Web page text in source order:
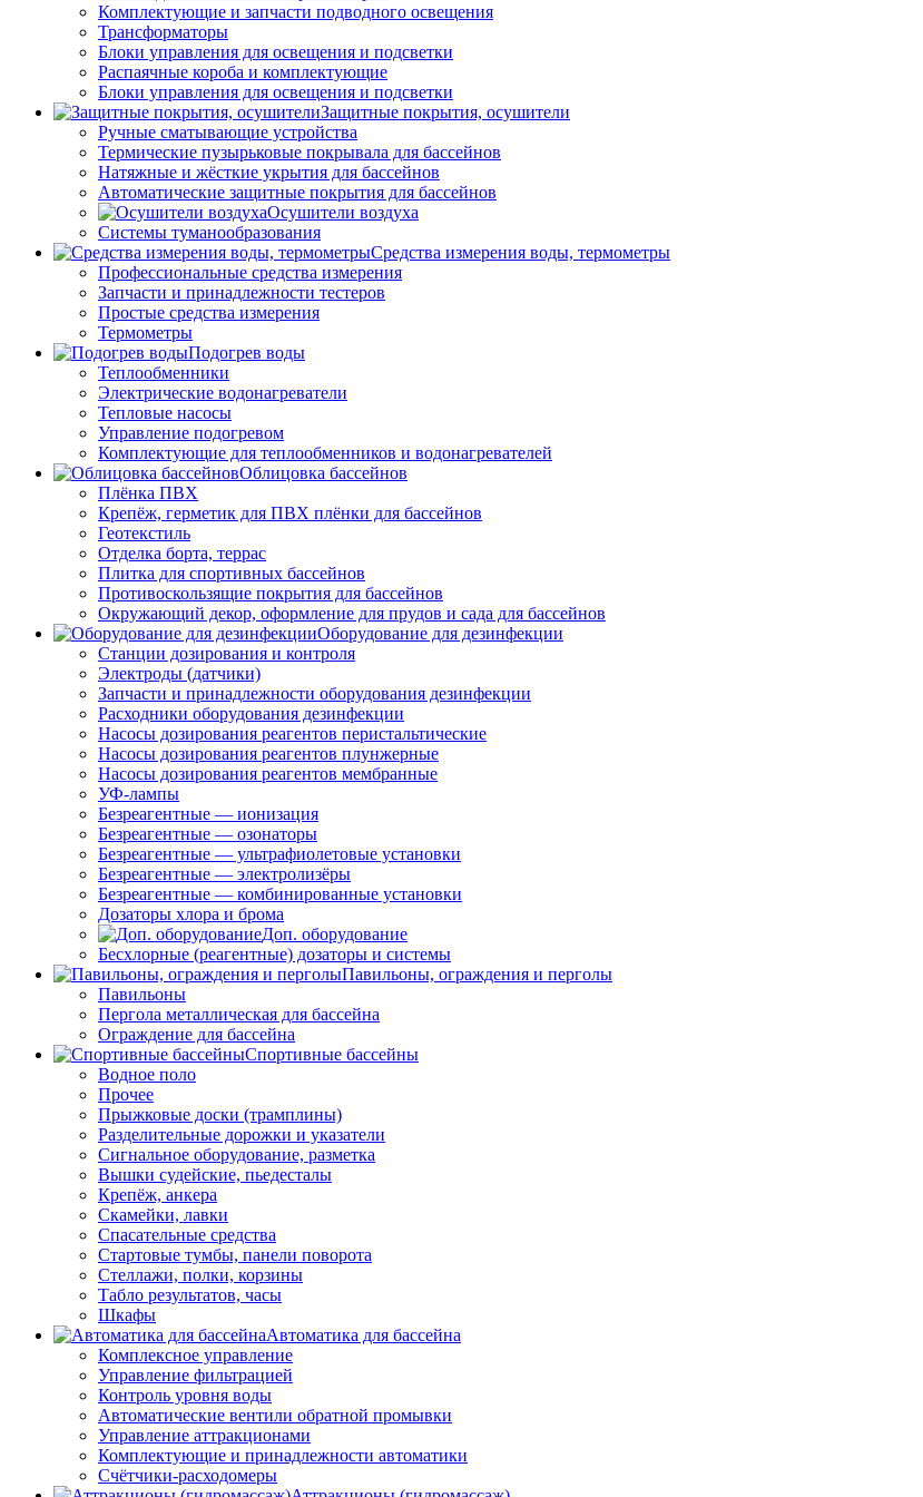
Комплектующие и запчасти подводного освещения
Трансформаторы
Блоки управления для освещения и подсветки
Распаячные короба и комплектующие
Блоки управления для освещения и подсветки
Защитные покрытия, осушители
Ручные сматывающие устройства
Термические пузырьковые покрывала для бассейнов
Натяжные и жёсткие укрытия для бассейнов
Автоматические защитные покрытия для бассейнов
Осушители воздуха
Системы туманообразования
Средства измерения воды, термометры
Профессиональные средства измерения
Запчасти и принадлежности тестеров
Простые средства измерения
Термометры
Подогрев воды
Теплообменники
Электрические водонагреватели
Тепловые насосы
Управление подогревом
Комплектующие для теплообменников и водонагревателей
Облицовка бассейнов
Плёнка ПВХ
Крепёж, герметик для ПВХ плёнки для бассейнов
Геотекстиль
Отделка борта, террас
Плитка для спортивных бассейнов
Противоскользящие покрытия для бассейнов
Окружающий декор, оформление для прудов и сада для бассейнов
Оборудование для дезинфекции
Станции дозирования и контроля
Электроды (датчики)
Запчасти и принадлежности оборудования дезинфекции
Расходники оборудования дезинфекции
Насосы дозирования реагентов перистальтические
Насосы дозирования реагентов плунжерные
Насосы дозирования реагентов мембранные
УФ-лампы
Безреагентные — ионизация
Безреагентные — озонаторы
Безреагентные — ультрафиолетовые установки
Безреагентные — электролизёры
Безреагентные — комбинированные установки
Дозаторы хлора и брома
Доп. оборудование
Бесхлорные (реагентные) дозаторы и системы
Павильоны, ограждения и перголы
Павильоны
Пергола металлическая для бассейна
Ограждение для бассейна
Спортивные бассейны
Водное поло
Прочее
Прыжковые доски (трамплины)
Разделительные дорожки и указатели
Cигнальное оборудование, разметка
Вышки судейские, пьедесталы
Крепёж, анкера
Скамейки, лавки
Спасательные средства
Стартовые тумбы, панели поворота
Стеллажи, полки, корзины
Табло результатов, часы
Шкафы
Автоматика для бассейна
Комплексное управление
Управление фильтрацией
Контроль уровня воды
Автоматические вентили обратной промывки
Управление аттракционами
Комплектующие и принадлежности автоматики
Счётчики-расходомеры